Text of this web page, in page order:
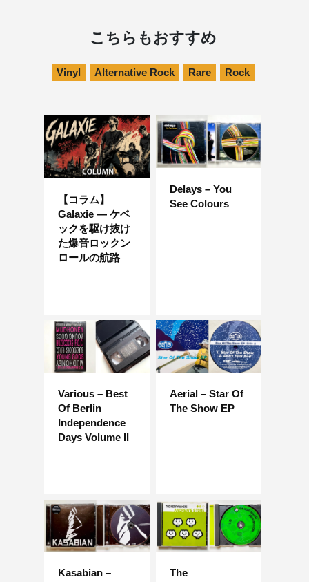
こちらもおすすめ
Vinyl Alternative Rock Rare Rock
【コラム】
Galaxie ― ケベ
ックを駆け抜け
た爆音ロックン
ロールの航路
Delays – You
See Colours
Various – Best
Of Berlin
Independence
Days Volume II
Aerial – Star Of
The Show EP
Kasabian –
The